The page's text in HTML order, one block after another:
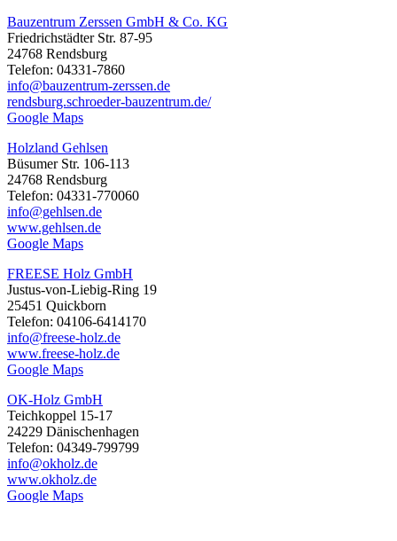
Bauzentrum Zerssen GmbH & Co. KG
Friedrichstädter Str. 87-95
24768 Rendsburg
Telefon: 04331-7860
info@bauzentrum-zerssen.de
rendsburg.schroeder-bauzentrum.de/
Google Maps
Holzland Gehlsen
Büsumer Str. 106-113
24768 Rendsburg
Telefon: 04331-770060
info@gehlsen.de
www.gehlsen.de
Google Maps
FREESE Holz GmbH
Justus-von-Liebig-Ring 19
25451 Quickborn
Telefon: 04106-6414170
info@freese-holz.de
www.freese-holz.de
Google Maps
OK-Holz GmbH
Teichkoppel 15-17
24229 Dänischenhagen
Telefon: 04349-799799
info@okholz.de
www.okholz.de
Google Maps